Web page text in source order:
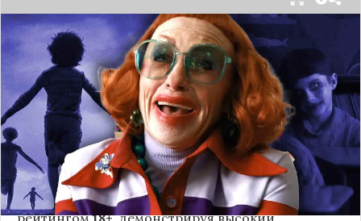
Кассовый успех нового хоррора «Орудия»
превзошел все ожидания. Фильм Зака Креггера
уверенно стартовал в мировом прокате, собрав
за первые выходные впечатляющие$70
миллионов.
В Северной Америке картина с ходу захватила
первое местов чартах, обойдя таких
конкурентов, как «Чумовая пятница» и
«Фантастическая четвёрка: Первые шаги». Сборы
за уикенд в США составили$42,5 миллиона
Старт стал особенно значимым для фильма с
рейтингом18+, демонстрируя высокий